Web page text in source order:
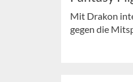
Mit Drakon
gegen die